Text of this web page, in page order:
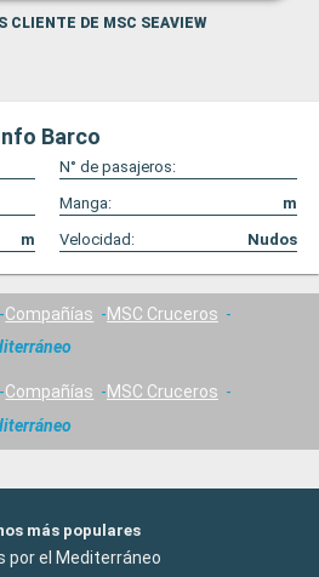
CLIENTE DE MSC SEAVIEW
Barco
N° de pasajeros:
Manga:
m
m Velocidad: Nudos
Compañías
MSC Cruceros
Compañías
MSC Cruceros
más populares
por el Mediterráneo